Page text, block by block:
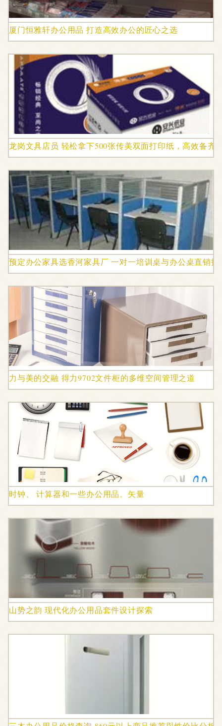
厦门恒雅轩办公用品 打造高效办公的匠心之选
龙岗文具店员 轻松拿下500张传美双面打印纸，高效备齐
预定办公家具选香河家具厂 一对一培训桌与办公桌直销指
力与美的交融 得力9702文件柜的多维空间管理之道
时钟、 计算器和一些办公用品。矢量
山势之韵 现代化办公用品套件设计探索